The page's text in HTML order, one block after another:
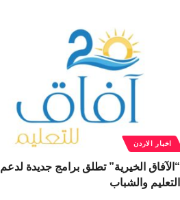
اخبار الاردن
“الآفاق الخيرية” تطلق برامج جديدة لدعم
التعليم والشباب